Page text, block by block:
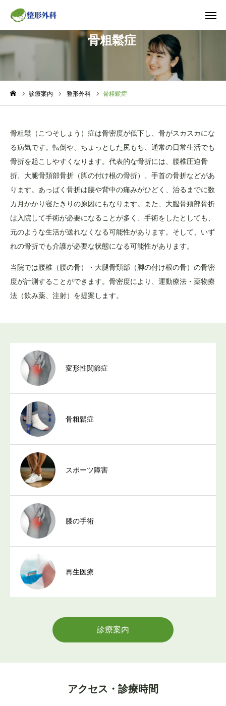
骨粗鬆症
診療案内 整形外科 骨粗鬆症
骨粗鬆（こつそしょう）症は骨密度が低下し、骨がスカスカにな
る病気です。転倒や、ちょっとした尻もち、通常の日常生活でも
骨折を起こしやすくなります。代表的な骨折には、腰椎圧迫骨
折、大腿骨頚部骨折（脚の付け根の骨折）、手首の骨折などがあ
ります。あっぱく骨折は腰や背中の痛みがひどく、治るまでに数
カ月かかり寝たきりの原因にもなります。また、大腿骨頚部骨折
は入院して手術が必要になることが多く、手術をしたとしても、
元のような生活が送れなくなる可能性があります。そして、いず
れの骨折でも介護が必要な状態になる可能性があります。
当院では腰椎（腰の骨）・大腿骨頚部（脚の付け根の骨）の骨密
度が計測することができます。骨密度により、運動療法・薬物療
法（飲み薬、注射）を提案します。
変形性関節症
骨粗鬆症
スポーツ障害
膝の手術
再生医療
診療案内
アクセス・診療時間
TEL （スマホ用）
アクセス
当院について
診療案内
院長ブログ
求人情報